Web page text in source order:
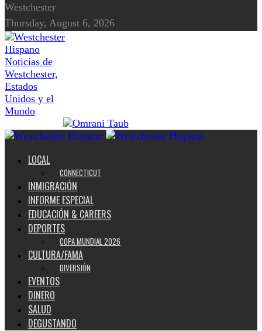
Westchester
Thursday, August 6, 2026
Noticias de
Westchester,
Estados
Unidos y el
Mundo
LOCAL
CONNECTICUT
INMIGRACIÓN
INFORME ESPECIAL
EDUCACIÓN & CAREERS
DEPORTES
COPA MUNDIAL 2026
CULTURA/FAMA
DIVERSIÓN
EVENTOS
DINERO
SALUD
DEGUSTANDO